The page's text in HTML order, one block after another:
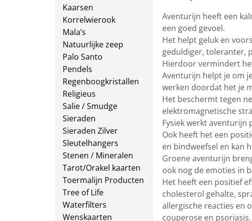
Kaarsen
Korrelwierook
Mala’s
Natuurlijke zeep
Palo Santo
Pendels
Regenboogkristallen
Religieus
Salie / Smudge
Sieraden
Sieraden Zilver
Sleutelhangers
Stenen / Mineralen
Tarot/Orakel kaarten
Toermalijn Producten
Tree of Life
Waterfilters
Wenskaarten
Aventurijn heeft een
een goed gevoel.
Het helpt geluk en
geduldiger, toleranter,
Hierdoor vermindert
Aventurijn helpt je om
werken doordat het je
Het beschermt tegen
elektromagnetische
Fysiek werkt aventurijn
Ook heeft het een
en bindweefsel en kan
Groene aventurijn
ook nog de emoties in
Het heeft een positief
cholesterol gehalte,
allergische reacties en
couperose en psoriasis.